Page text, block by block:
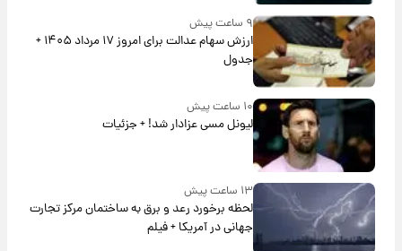
۹ ساعت پیش
ارزش سهام عدالت برای امروز ۱۷ مرداد ۱۴۰۵ +
جدول
۱۰ ساعت پیش
لیونل مسی عزادار شد! + جزئیات
۱۳ ساعت پیش
لحظه برخورد رعد و برق به ساختمان مرکز تجارت
جهانی در آمریکا + فیلم